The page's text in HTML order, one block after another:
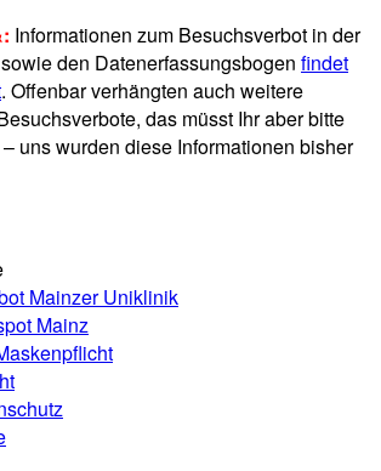
Informationen zum Besuchsverbot in der
den Datenerfassungsbogen findet
. Offenbar verhängten auch weitere
das müsst Ihr aber bitte
uns wurden diese Informationen bisher
Mainzer Uniklinik
Mainz